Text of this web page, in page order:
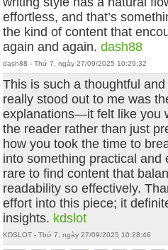
effortless, and that’s
the kind of content that
again and again.dash88
dash88 - Thứ 7, ngày 27/09/2025 10:29:32
This is such a thoughtful
really stood out to me was
explanations—it felt like you
the reader rather than just
how you took the time to
into something practical and
rare to find content that
readability so effectively.
effort into this piece; it
insights. kdslot
KDSLOT - Thứ 7, ngày 27/09/2025 10:28:46